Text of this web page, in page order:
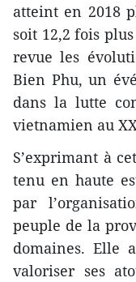
atteint en 2018
soit 12,2 fois
revue les
Bien Phu, un
dans la lutte
vietnamien au
S’exprimant à
tenu en haute
par
peuple de la
domaines. Elle
valoriser ses